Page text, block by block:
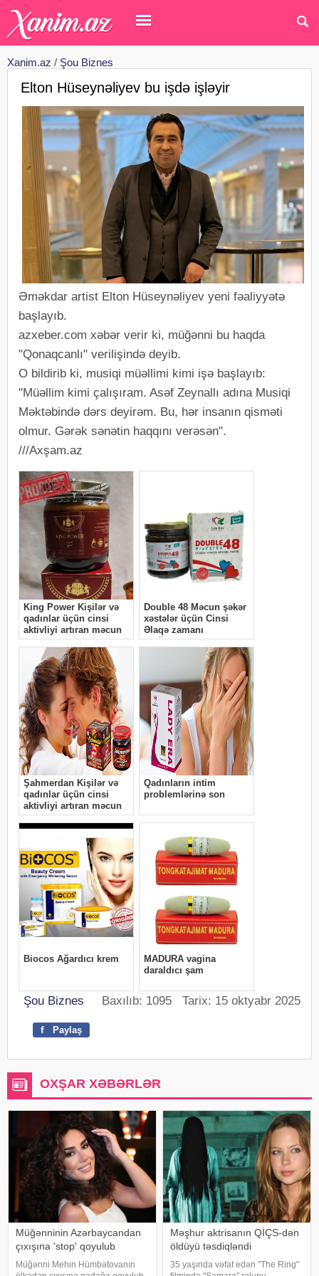
Xanim.az / Şou Biznes
Elton Hüseynəliyev bu işdə işləyir
Əməkdar artist Elton Hüseynəliyev yeni fəaliyyətə
başlayıb.
azxeber.com xəbər verir ki, müğənni bu haqda
"Qonaqcanlı" verilişində deyib.
O bildirib ki, musiqi müəllimi kimi işə başlayıb:
"Müəllim kimi çalışıram. Asəf Zeynallı adına Musiqi
Məktəbində dərs deyirəm. Bu, hər insanın qisməti
olmur. Gərək sənətin haqqını verəsən".
///Axşam.az
Şou Biznes Baxılıb: 1095 Tarix: 15 oktyabr 2025
f Paylaş
OXŞAR XƏBƏRLƏR
Müğənninin Azərbaycandan
çıxışına 'stop' qoyulub
Müğənni Mehin Hümbətovanın
Məşhur aktrisanın QİÇS-dən
öldüyü təsdiqləndi
35 yaşında vəfat edən "The Ring"